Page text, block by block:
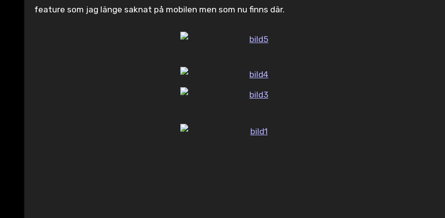
feature som jag länge saknat på mobilen men som nu finns där.